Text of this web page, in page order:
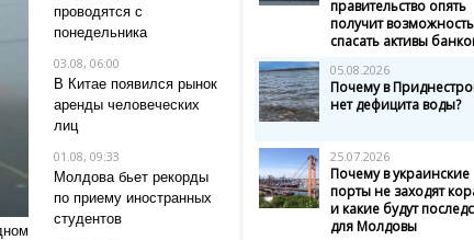
проводятся с
понедельника
03.08, 06:00
В Китае появился рынок
аренды человеческих
лиц
01.08, 09:33
Молдова бьет рекорды
по приему иностранных
студентов
правительство опять
получит возможность
спасать активы
05.08.2026
Почему в
нет дефицита воды?
25.07.2026
Почему в украинские
порты не заходят
и какие будут
для Молдовы